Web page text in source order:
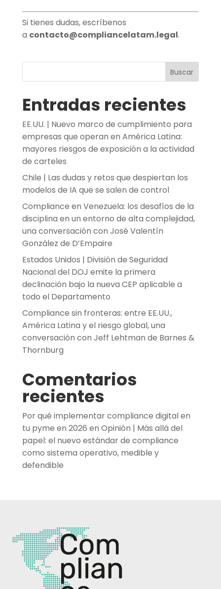
Si tienes dudas, escríbenos
a contacto@compliancelatam.legal.
Buscar
Entradas recientes
EE.UU. | Nuevo marco de cumplimiento para
empresas que operan en América Latina:
mayores riesgos de exposición a la actividad
de carteles
Chile | Las dudas y retos que despiertan los
modelos de IA que se salen de control
Compliance en Venezuela: los desafíos de la
disciplina en un entorno de alta complejidad,
una conversación con José Valentín
González de D’Empaire
Estados Unidos | División de Seguridad
Nacional del DOJ emite la primera
declinación bajo la nueva CEP aplicable a
todo el Departamento
Compliance sin fronteras: entre EE.UU.,
América Latina y el riesgo global, una
conversación con Jeff Lehtman de Barnes &
Thornburg
Comentarios
recientes
Por qué implementar compliance digital en
tu pyme en 2026 en Opinión | Más allá del
papel: el nuevo estándar de compliance
como sistema operativo, medible y
defendible